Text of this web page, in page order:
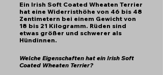
Ein Irish Soft Coated Wheaten Terrier
hat eine Widerristhöhe von 46 bis 48
Zentimetern bei einem Gewicht von
18 bis 21 Kilogramm. Rüden sind
etwas größer und schwerer als
Hündinnen.
Welche Eigenschaften hat ein Irish Soft
Coated Wheaten Terrier?